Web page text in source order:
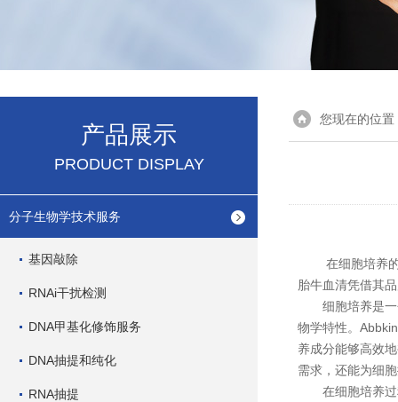
产品展示
PRODUCT DISPLAY
分子生物学技术服务
基因敲除
RNAi干扰检测
DNA甲基化修饰服务
DNA抽提和纯化
RNA抽提
您现在的位置
在细胞培养的
胎牛血清凭借其
细胞培养是一
物学特性。
养成分能够高效
需求，还能为细
在细胞培养过